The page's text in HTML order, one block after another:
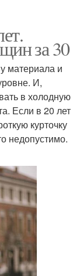
за 30
материала и
И,
в холодную
Если в 20 лет
курточку
недопустимо.